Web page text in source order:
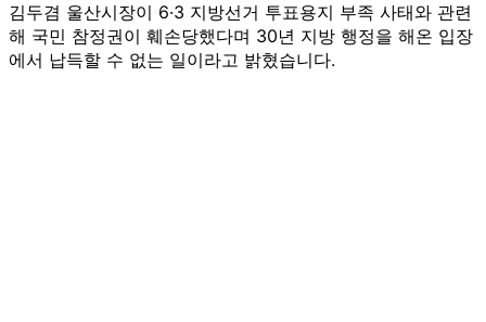
김두겸 울산시장이 6·3 지방선거 투표용지 부족 사태와 관련
해 국민 참정권이 훼손당했다며 30년 지방 행정을 해온 입장
에서 납득할 수 없는 일이라고 밝혔습니다.